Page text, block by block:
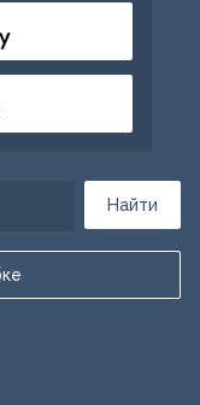
Найти